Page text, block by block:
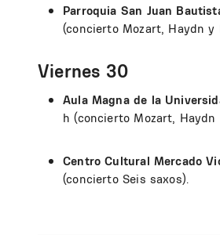
Parroquia San Juan
(concierto Mozart, Haydn y
Viernes 30
Aula Magna de la
h (concierto Mozart, Haydn
Centro Cultural Mercado
(concierto Seis saxos).